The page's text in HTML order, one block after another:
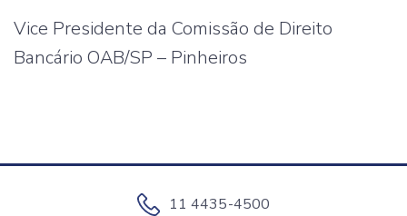
Vice Presidente da Comissão de Direito
Bancário OAB/SP – Pinheiros
11 4435-4500